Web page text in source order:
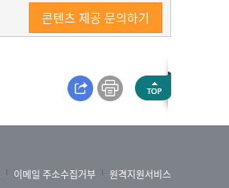
콘텐츠 제공 문의하기
이메일 주소수집거부 원격지원서비스